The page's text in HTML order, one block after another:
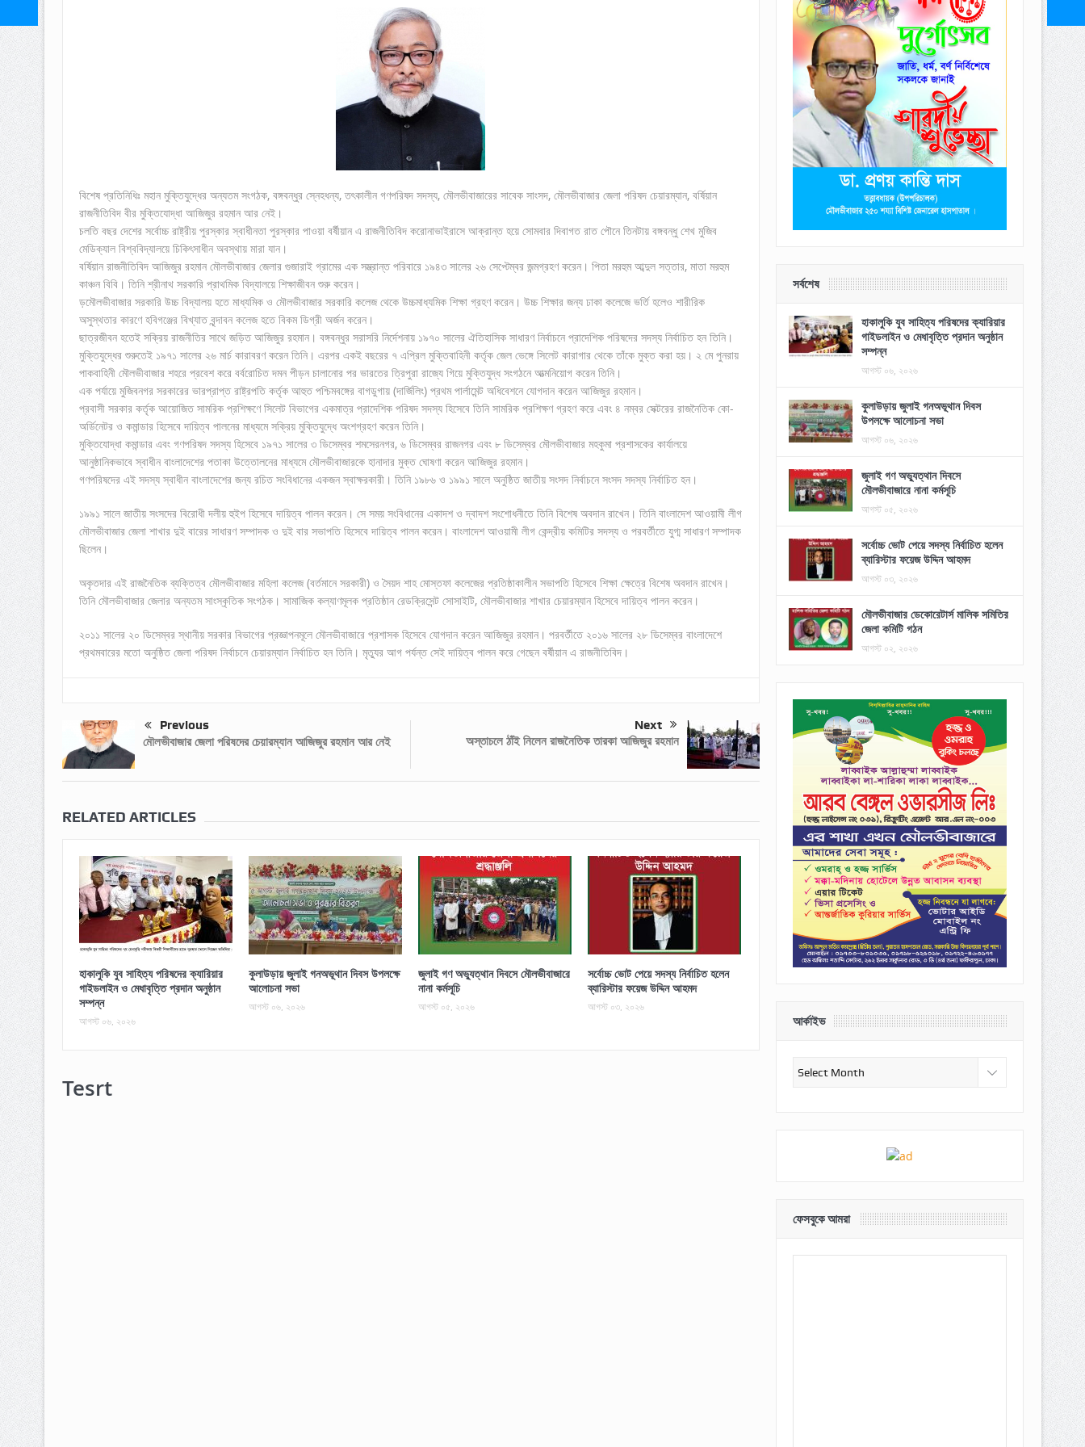
বিশেষ প্রতিনিধিঃ মহান মুক্তিযুদ্ধের অন্যতম সংগঠক, বঙ্গবন্ধুর স্নেহধন্য, তৎকালীন গণপরিষদ সদস্য, মৌলভীবাজারের সাবেক সাংসদ, মৌলভীবাজার জেলা পরিষদ চেয়ারম্যান, বর্ষিয়ান
রাজনীতিবিদ বীর মুক্তিযোদ্ধা আজিজুর রহমান আর নেই।
চলতি বছর দেশের সর্বোচ্চ রাষ্ট্রীয় পুরস্কার স্বাধীনতা পুরস্কার পাওয়া বর্ষীয়ান এ রাজনীতিবিদ করোনাভাইরাসে আক্রান্ত হয়ে সোমবার দিবাগত রাত পৌনে তিনটায় বঙ্গবন্ধু শেখ মুজিব
মেডিক্যাল বিশ্ববিদ্যালয়ে চিকিৎসাধীন অবস্থায় মারা যান।
বর্ষিয়ান রাজনীতিবিদ আজিজুর রহমান মৌলভীবাজার জেলার গুজারাই গ্রামের এক সম্ভ্রান্ত পরিবারে ১৯৪৩ সালের ২৬ সেপ্টেম্বর জন্মগ্রহণ করেন। পিতা মরহুম আব্দুল সত্তার, মাতা মরহুম
কাঞ্চন বিবি। তিনি শ্রীনাথ সরকারি প্রাথমিক বিদ্যালয়ে শিক্ষাজীবন শুরু করেন।
ড়মৌলভীবাজার সরকারি উচ্চ বিদ্যালয় হতে মাধ্যমিক ও মৌলভীবাজার সরকারি কলেজ থেকে উচ্চমাধ্যমিক শিক্ষা গ্রহণ করেন। উচ্চ শিক্ষার জন্য ঢাকা কলেজে ভর্তি হলেও শারীরিক
অসুস্থতার কারণে হবিগঞ্জের বিখ্যাত বৃন্দাবন কলেজ হতে বিকম ডিগ্রী অর্জন করেন।
ছাত্রজীবন হতেই সক্রিয় রাজনীতির সাথে জড়িত আজিজুর রহমান। বঙ্গবন্ধুর সরাসরি নির্দেশনায় ১৯৭০ সালের ঐতিহাসিক সাধারণ নির্বাচনে প্রাদেশিক পরিষদের সদস্য নির্বাচিত হন তিনি।
মুক্তিযুদ্ধের শুরুতেই ১৯৭১ সালের ২৬ মার্চ কারাবরণ করেন তিনি। এরপর একই বছরের ৭ এপ্রিল মুক্তিবাহিনী কর্তৃক জেল ভেঙ্গে সিলেট কারাগার থেকে তাঁকে মুক্ত করা হয়। ২ মে পুনরায়
পাকবাহিনী মৌলভীবাজার শহরে প্রবেশ করে বর্বরোচিত দমন পীড়ন চালানোর পর ভারতের ত্রিপুরা রাজ্যে গিয়ে মুক্তিযুদ্ধ সংগঠনে আত্মনিয়োগ করেন তিনি।
এক পর্যায়ে মুজিবনগর সরকারের ভারপ্রাপ্ত রাষ্ট্রপতি কর্তৃক আহুত পশ্চিমবঙ্গের বাগডুগায় (দার্জিলিং) প্রথম পার্লামেন্ট অধিবেশনে যোগদান করেন আজিজুর রহমান।
প্রবাসী সরকার কর্তৃক আয়োজিত সামরিক প্রশিক্ষণে সিলেট বিভাগের একমাত্র প্রাদেশিক পরিষদ সদস্য হিসেবে তিনি সামরিক প্রশিক্ষণ গ্রহণ করে এবং ৪ নম্বর সেক্টরের রাজনৈতিক কো-
অর্ডিনেটর ও কমান্ডার হিসেবে দায়িত্ব পালনের মাধ্যমে সক্রিয় মুক্তিযুদ্ধে অংশগ্রহণ করেন তিনি।
মুক্তিযোদ্ধা কমান্ডার এবং গণপরিষদ সদস্য হিসেবে ১৯৭১ সালের ৩ ডিসেম্বর শমসেরনগর, ৬ ডিসেম্বর রাজনগর এবং ৮ ডিসেম্বর মৌলভীবাজার মহকুমা প্রশাসকের কার্যালয়ে
আনুষ্ঠানিকভাবে স্বাধীন বাংলাদেশের পতাকা উত্তোলনের মাধ্যমে মৌলভীবাজারকে হানাদার মুক্ত ঘোষণা করেন আজিজুর রহমান।
গণপরিষদের এই সদস্য স্বাধীন বাংলাদেশের জন্য রচিত সংবিধানের একজন স্বাক্ষরকারী। তিনি ১৯৮৬ ও ১৯৯১ সালে অনুষ্ঠিত জাতীয় সংসদ নির্বাচনে সংসদ সদস্য নির্বাচিত হন।
১৯৯১ সালে জাতীয় সংসদের বিরোধী দলীয় হুইপ হিসেবে দায়িত্ব পালন করেন। সে সময় সংবিধানের একাদশ ও দ্বাদশ সংশোধনীতে তিনি বিশেষ অবদান রাখেন। তিনি বাংলাদেশ আওয়ামী লীগ
মৌলভীবাজার জেলা শাখার দুই বারের সাধারণ সম্পাদক ও দুই বার সভাপতি হিসেবে দায়িত্ব পালন করেন। বাংলাদেশ আওয়ামী লীগ কেন্দ্রীয় কমিটির সদস্য ও পরবর্তীতে যুগ্ম সাধারণ সম্পাদক
ছিলেন।
অকৃতদার এই রাজনৈতিক ব্যক্তিত্ব মৌলভীবাজার মহিলা কলেজ (বর্তমানে সরকারী) ও সৈয়দ শাহ মোস্তফা কলেজের প্রতিষ্ঠাকালীন সভাপতি হিসেবে শিক্ষা ক্ষেত্রে বিশেষ অবদান রাখেন।
তিনি মৌলভীবাজার জেলার অন্যতম সাংস্কৃতিক সংগঠক। সামাজিক কল্যাণমূলক প্রতিষ্ঠান রেডক্রিসেন্ট সোসাইটি, মৌলভীবাজার শাখার চেয়ারম্যান হিসেবে দায়িত্ব পালন করেন।
২০১১ সালের ২০ ডিসেম্বর স্থানীয় সরকার বিভাগের প্রজ্ঞাপনমূলে মৌলভীবাজারে প্রশাসক হিসেবে যোগদান করেন আজিজুর রহমান। পরবর্তীতে ২০১৬ সালের ২৮ ডিসেম্বর বাংলাদেশে
প্রথমবারের মতো অনুষ্ঠিত জেলা পরিষদ নির্বাচনে চেয়ারম্যান নির্বাচিত হন তিনি। মৃত্যুর আগ পর্যন্ত সেই দায়িত্ব পালন করে গেছেন বর্ষীয়ান এ রাজনীতিবিদ।
Previous
মৌলভীবাজার জেলা পরিষদের চেয়ারম্যান আজিজুর রহমান আর নেই
Next
অস্তাচলে ঠাঁই নিলেন রাজনৈতিক তারকা আজিজুর রহমান
RELATED ARTICLES
হাকালুকি যুব সাহিত্য পরিষদের ক্যারিয়ার
গাইডলাইন ও মেধাবৃত্তি প্রদান অনুষ্ঠান
সম্পন্ন
আগস্ট ০৬, ২০২৬
কুলাউড়ায় জুলাই গনঅভূথান দিবস উপলক্ষে
আলোচনা সভা
আগস্ট ০৬, ২০২৬
জুলাই গণ অভ্যুত্থান দিবসে মৌলভীবাজারে
নানা কর্মসূচি
আগস্ট ০৫, ২০২৬
সর্বোচ্চ ভোট পেয়ে সদস্য নির্বাচিত হলেন
ব্যারিস্টার ফয়েজ উদ্দিন আহমদ
আগস্ট ০৩, ২০২৬
Tesrt
সর্বশেষ
হাকালুকি যুব সাহিত্য পরিষদের ক্যারিয়ার
গাইডলাইন ও মেধাবৃত্তি প্রদান অনুষ্ঠান
সম্পন্ন
আগস্ট ০৬, ২০২৬
কুলাউড়ায় জুলাই গনঅভূথান দিবস
উপলক্ষে আলোচনা সভা
আগস্ট ০৬, ২০২৬
জুলাই গণ অভ্যুত্থান দিবসে
মৌলভীবাজারে নানা কর্মসূচি
আগস্ট ০৫, ২০২৬
সর্বোচ্চ ভোট পেয়ে সদস্য নির্বাচিত হলেন
ব্যারিস্টার ফয়েজ উদ্দিন আহমদ
আগস্ট ০৩, ২০২৬
মৌলভীবাজার ডেকোরেটার্স মালিক সমিতির
জেলা কমিটি গঠন
আগস্ট ০২, ২০২৬
আর্কাইভ
আর্কাইভ
ফেসবুকে আমরা